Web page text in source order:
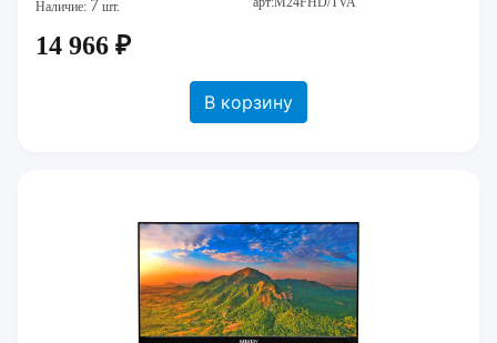
Наличие: 7 шт.
14 966 ₽
В корзину